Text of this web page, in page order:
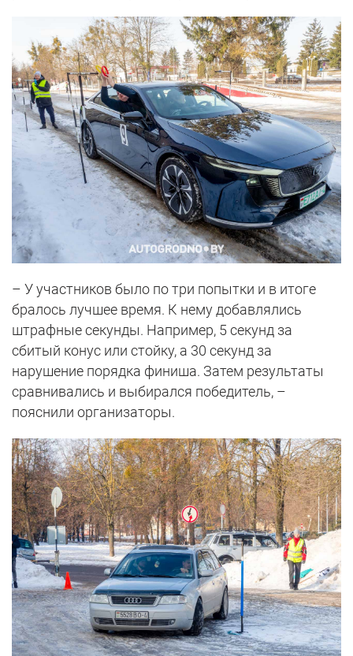
– У участников было по три попытки и в итоге
бралось лучшее время. К нему добавлялись
штрафные секунды. Например, 5 секунд за
сбитый конус или стойку, а 30 секунд за
нарушение порядка финиша. Затем результаты
сравнивались и выбирался победитель, –
пояснили организаторы.